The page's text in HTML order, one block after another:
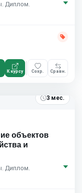
Диплом.
К курсу Сохр. Сравн.
3 мес.
объектов
и
Диплом.